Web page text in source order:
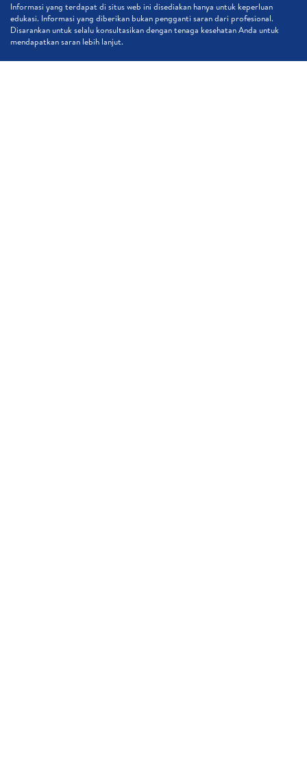
Informasi yang terdapat di situs web ini disediakan hanya untuk keperluan
edukasi. Informasi yang diberikan bukan pengganti saran dari profesional.
Disarankan untuk selalu konsultasikan dengan tenaga kesehatan Anda untuk
mendapatkan saran lebih lanjut.